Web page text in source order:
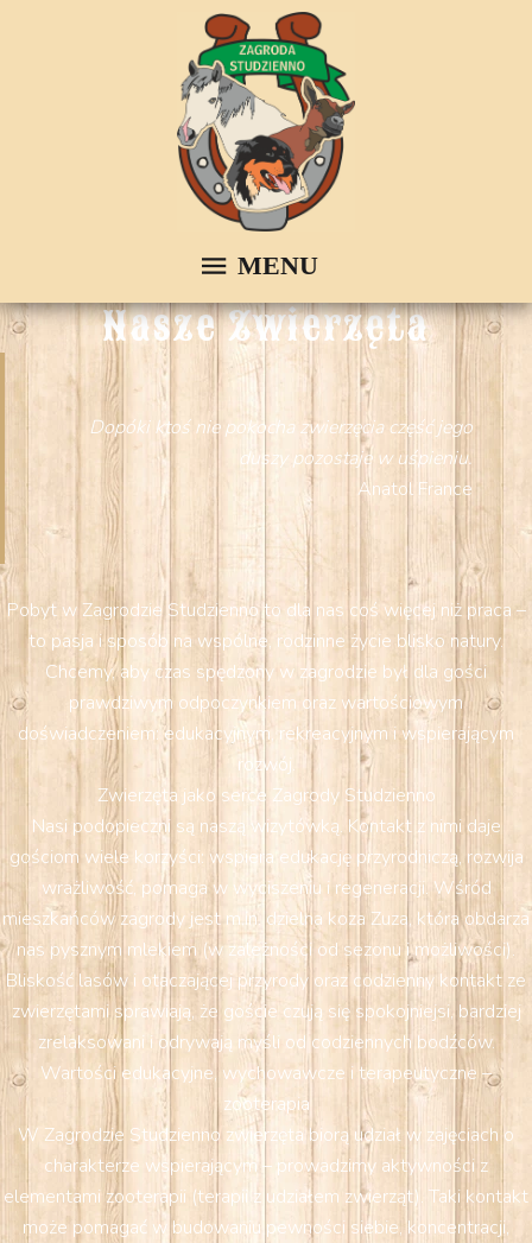
Nasze Zwierzęta
Dopóki ktoś nie pokocha zwierzęcia część jego
duszy pozostaje w uśpieniu.
Anatol France
Pobyt w Zagrodzie Studzienno to dla nas coś więcej niż praca –
to pasja i sposób na wspólne, rodzinne życie blisko natury.
Chcemy, aby czas spędzony w zagrodzie był dla gości
prawdziwym odpoczynkiem oraz wartościowym
doświadczeniem: edukacyjnym, rekreacyjnym i wspierającym
rozwój.
Zwierzęta jako serce Zagrody Studzienno
Nasi podopieczni są naszą wizytówką. Kontakt z nimi daje
gościom wiele korzyści: wspiera edukację przyrodniczą, rozwija
wrażliwość, pomaga w wyciszeniu i regeneracji. Wśród
mieszkańców zagrody jest m.in. dzielna koza Zuza, która obdarza
nas pysznym mlekiem (w zależności od sezonu i możliwości).
Bliskość lasów i otaczającej przyrody oraz codzienny kontakt ze
zwierzętami sprawiają, że goście czują się spokojniejsi, bardziej
zrelaksowani i odrywają myśli od codziennych bodźców.
Wartości edukacyjne, wychowawcze i terapeutyczne –
zooterapia
W Zagrodzie Studzienno zwierzęta biorą udział w zajęciach o
charakterze wspierającym – prowadzimy aktywności z
elementami zooterapii (terapii z udziałem zwierząt). Taki kontakt
może pomagać w budowaniu pewności siebie, koncentracji,